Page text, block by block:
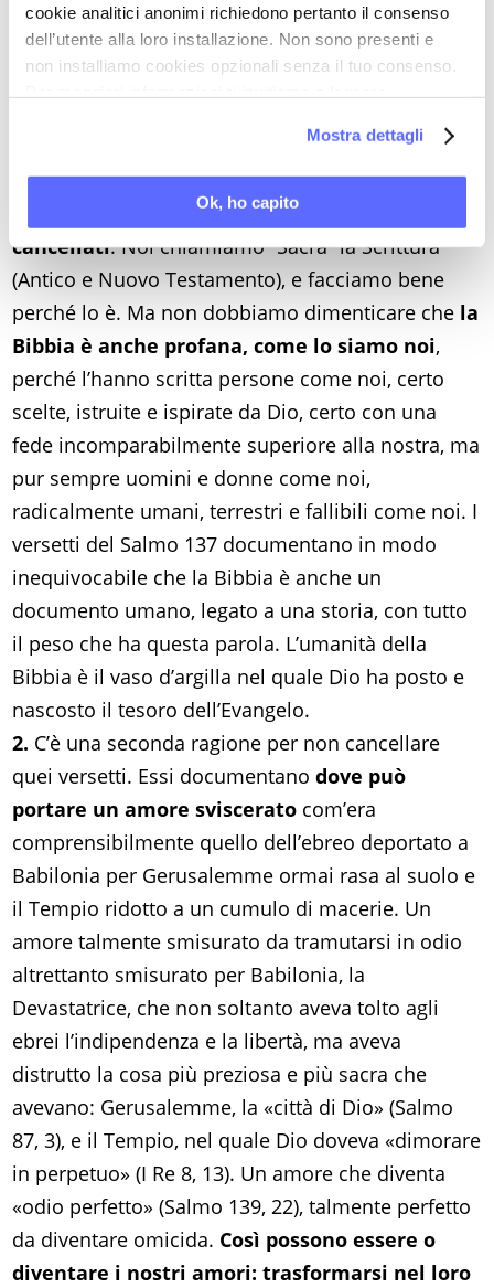
cookie analitici anonimi richiedono pertanto il consenso
dell’utente alla loro installazione. Non sono presenti e
non installiamo cookies opzionali senza il tuo consenso.
Mostra dettagli
Ok, ho capito
di braccia, mani, dita, volto, occhi, cuore, e così
via; un Dio che parla, si commuove, si adira, si
pente), anche se la Bibbia sa bene che «Dio non è
Essendo realmente, e non apparentemente,
umana,è bene che anche gli aspetti negativi
dell’umanità siano presenti e non vengano
cancellati. Noi chiamiamo “Sacra” la Scrittura
(Antico e Nuovo Testamento), e facciamo bene
perché lo è. Ma non dobbiamo dimenticare che la
Bibbia è anche profana, come lo siamo noi,
perché l’hanno scritta persone come noi, certo
scelte, istruite e ispirate da Dio, certo con una
fede incomparabilmente superiore alla nostra, ma
pur sempre uomini e donne come noi,
radicalmente umani, terrestri e fallibili come noi. I
versetti del Salmo 137 documentano in modo
inequivocabile che la Bibbia è anche un
documento umano, legato a una storia, con tutto
il peso che ha questa parola. L’umanità della
Bibbia è il vaso d’argilla nel quale Dio ha posto e
nascosto il tesoro dell’Evangelo.
2. C’è una seconda ragione per non cancellare
quei versetti. Essi documentanodove può
portare un amore sviscerato com’era
comprensibilmente quello dell’ebreo deportato a
Babilonia per Gerusalemme ormai rasa al suolo e
il Tempio ridotto a un cumulo di macerie. Un
amore talmente smisurato da tramutarsi in odio
altrettanto smisurato per Babilonia, la
Devastatrice, che non soltanto aveva tolto agli
ebrei l’indipendenza e la libertà, ma aveva
distrutto la cosa più preziosa e più sacra che
avevano: Gerusalemme, la «città di Dio» (Salmo
87, 3), e il Tempio, nel quale Dio doveva «dimorare
in perpetuo» (I Re 8, 13). Un amore che diventa
«odio perfetto» (Salmo 139, 22), talmente perfetto
da diventare omicida. Così possono essere o
diventare i nostri amori: trasformarsi nel loro